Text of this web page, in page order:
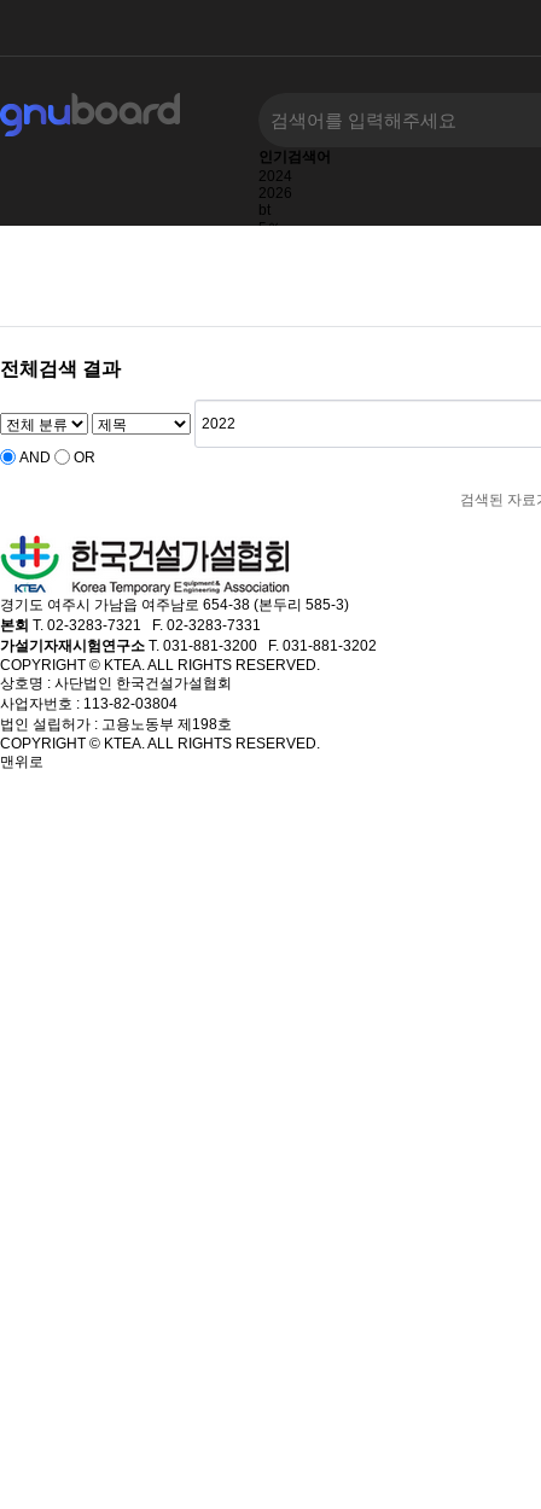
인기검색어
2024
2026
bt
5％
전체검색 결과
AND OR
검색된 자료
경기도 여주시 가남읍 여주남로 654-38 (본두리 585-3)
본회 T. 02-3283-7321 F. 02-3283-7331
가설기자재시험연구소 T. 031-881-3200 F. 031-881-3202
COPYRIGHT © KTEA. ALL RIGHTS RESERVED.
상호명 : 사단법인 한국건설가설협회
사업자번호 : 113-82-03804
법인 설립허가 : 고용노동부 제198호
COPYRIGHT © KTEA. ALL RIGHTS RESERVED.
맨위로